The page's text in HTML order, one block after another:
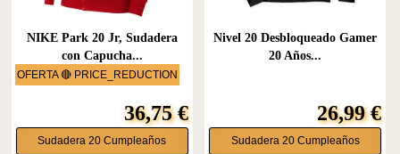
OFERTA 🔴 PRICE_REDUCTION
NIKE Park 20 Jr, Sudadera
con Capucha...
36,75 €
Sudadera 20 Cumpleaños
Nivel 20 Desbloqueado Gamer
20 Años...
26,99 €
Sudadera 20 Cumpleaños